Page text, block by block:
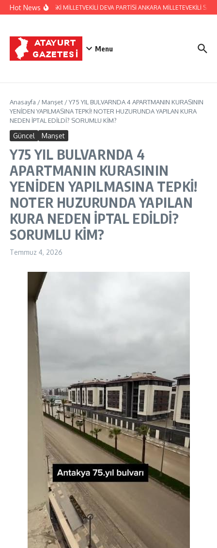
İçeriğe atla
Hot NewsHATAY ESKİ MİLLETVEKİLİ DEVA PARTİSİ ANKARA MİLLETEVEKİLİ
Menu
Anasayfa / Manşet /Y75 YIL BULVARNDA 4 APARTMANIN KURASININ
YENİDEN YAPILMASINA TEPKİ! NOTER HUZURUNDA YAPILAN KURA
NEDEN İPTAL EDİLDİ? SORUMLU KİM?
Güncel Manşet
Y75 YIL BULVARNDA 4
APARTMANIN KURASININ
YENİDEN YAPILMASINA TEPKİ!
NOTER HUZURUNDA YAPILAN
KURA NEDEN İPTAL EDİLDİ?
SORUMLU KİM?
Temmuz 4, 2026